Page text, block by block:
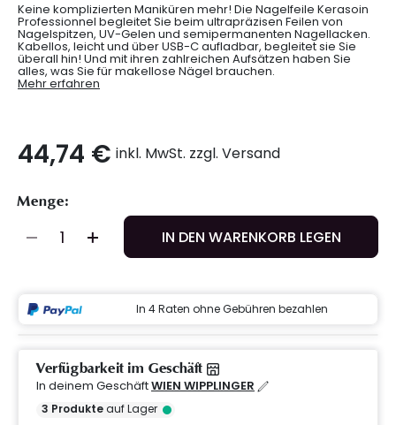
Keine komplizierten Maniküren mehr! Die Nagelfeile Kerasoin
Professionnel begleitet Sie beim ultrapräzisen Feilen von
Nagelspitzen, UV-Gelen und semipermanenten Nagellacken.
Kabellos, leicht und über USB-C aufladbar, begleitet sie Sie
überall hin! Und mit ihren zahlreichen Aufsätzen haben Sie
alles, was Sie für makellose Nägel brauchen.
Mehr erfahren
44,74 € inkl. MwSt. zzgl. Versand
Menge:
IN DEN WARENKORB LEGEN
In 4 Raten ohne Gebühren bezahlen
Verfügbarkeit im Geschäft
In deinem GeschäftWIEN WIPPLINGER
3 Produkteauf Lager